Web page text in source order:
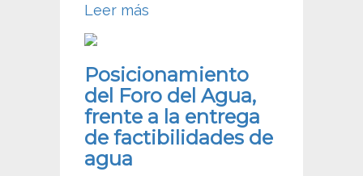
Leer más
Posicionamiento
del Foro del Agua,
frente a la entrega
de factibilidades de
agua